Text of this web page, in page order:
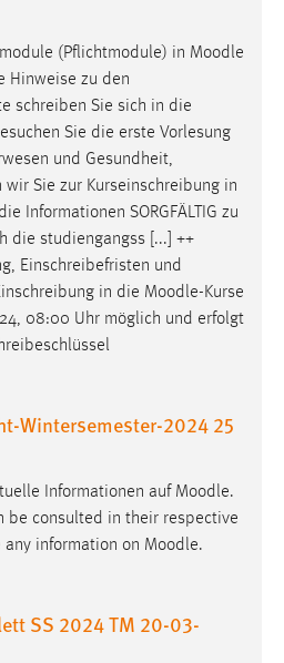
(Pflichtmodule) in Moodle
Hinweise zu den
schreiben Sie sich in die
Sie die erste Vorlesung
und Gesundheit,
Sie zur Kurseinschreibung in
Informationen SORGFÄLTIG zu
die studiengangss [...] ++
Einschreibefristen und
in die Moodle-Kurse
08:00 Uhr möglich und erfolgt
Wintersemester-2024 25
Informationen auf Moodle.
be consulted in their respective
any information on Moodle.
SS 2024 TM 20-03-
und Social Media